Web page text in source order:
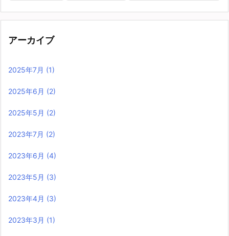
アーカイブ
2025年7月 (1)
2025年6月 (2)
2025年5月 (2)
2023年7月 (2)
2023年6月 (4)
2023年5月 (3)
2023年4月 (3)
2023年3月 (1)